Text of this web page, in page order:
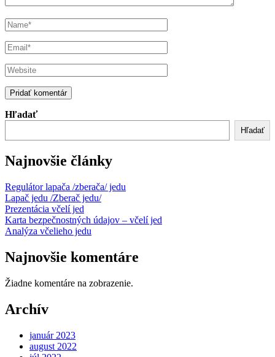
Hľadať
Hľadať
Najnovšie články
Regulátor lapača /zberača/ jedu
Lapač jedu /Zberač jedu/
Prezentácia včelí jed
Karta bezpečnostných údajov – včelí jed
Analýza včelieho jedu
Najnovšie komentáre
Žiadne komentáre na zobrazenie.
Archív
január 2023
august 2022